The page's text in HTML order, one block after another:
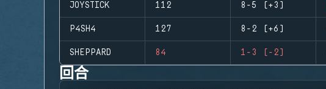
JOYSTICK 112 8-5 (+3)
P4SH4 127 8-2 (+6)
SHEPPARD 84 1-3 (-2)
回合